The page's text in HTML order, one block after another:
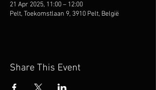
21 Apr 2025, 11:00 – 12:00
Pelt, Toekomstlaan 9, 3910 Pelt, België
Share This Event